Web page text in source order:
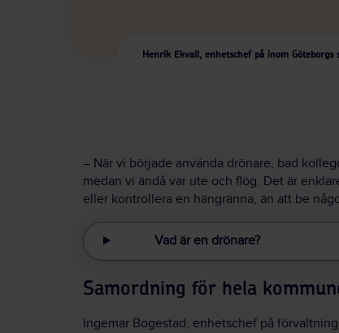
Henrik Ekvall, enhetschef på inom Göteborgs
– När vi började använda drönare, bad
medan vi ändå var ute och flög. Det är
eller kontrollera en hängränna, än att be
Vad är en drönare?
Samordning för hela
Ingemar Bogestad, enhetschef på